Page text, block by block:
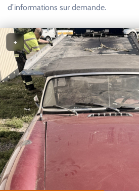
d’informations sur demande.
+